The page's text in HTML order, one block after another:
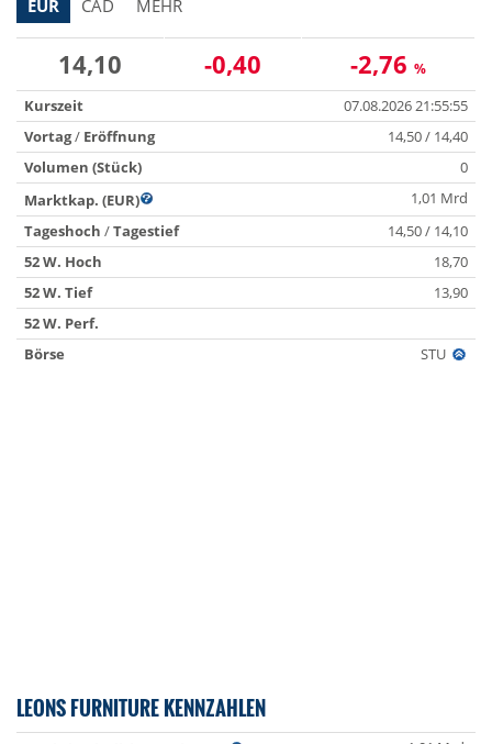
EUR CAD MEHR
14,10 -0,40 -2,76 %
Kurszeit
07.08.2026 21:55:55
Vortag/ Eröffnung
14,50 / 14,40
Volumen (Stück)
0
Marktkap. (EUR)
1,01 Mrd
Tageshoch /Tagestief
14,50 / 14,10
52 W. Hoch
18,70
52 W. Tief
13,90
52 W. Perf.
Börse
STU
LEONS FURNITURE KENNZAHLEN